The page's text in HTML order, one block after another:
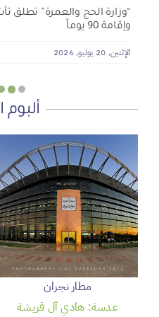
“وزارة الحج والعمرة” تطلق
وإقامة 90 يوماً
الإثنين, 20 يوليو, 2026